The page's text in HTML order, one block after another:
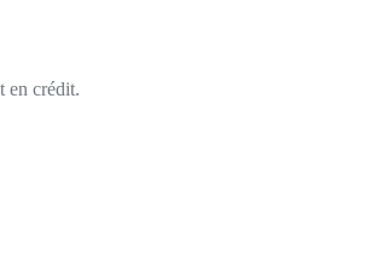
en crédit.